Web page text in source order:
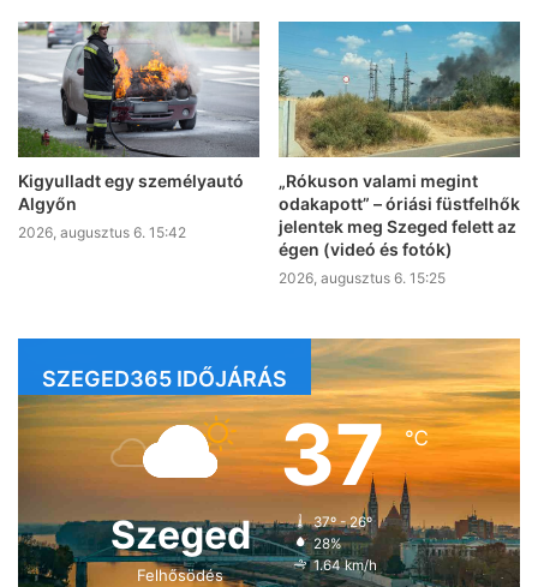
Kigyulladt egy személyautó
Algyőn
2026, augusztus 6. 15:42
„Rókuson valami megint
odakapott” – óriási füstfelhők
jelentek meg Szeged felett az
égen (videó és fotók)
2026, augusztus 6. 15:25
SZEGED365 IDŐJÁRÁS
Szeged
Felhősödés
37℃
37º - 26º
28%
1.64 km/h